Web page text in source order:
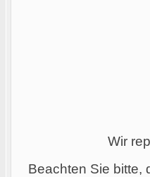
Wir
Beachten Sie bitte,